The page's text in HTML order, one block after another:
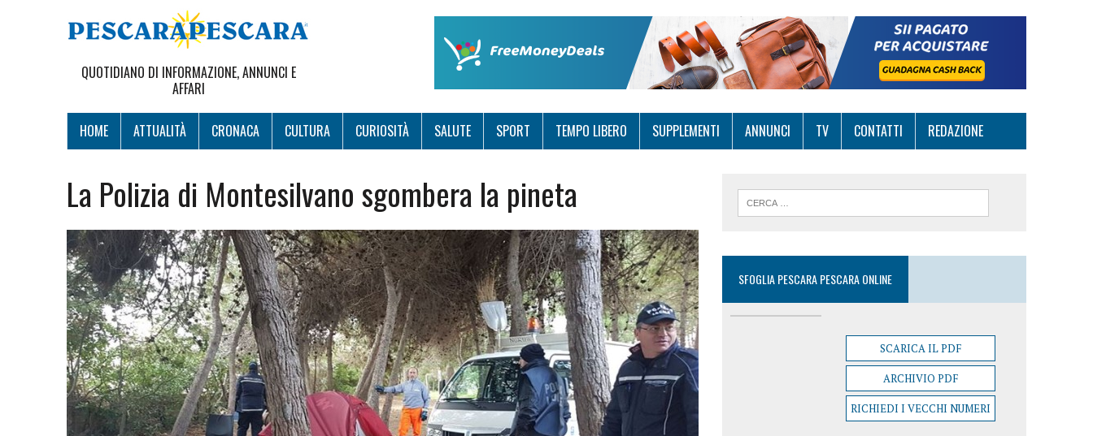
QUOTIDIANO DI INFORMAZIONE, ANNUNCI E
AFFARI
HOME ATTUALITÀ CRONACA CULTURA CURIOSITÀ SALUTE SPORT TEMPO LIBERO SUPPLEMENTI ANNUNCI TV CONTATTI REDAZIONE
La Polizia di Montesilvano sgombera la pineta
SFOGLIA PESCARA PESCARA ONLINE
SCARICA IL PDF
ARCHIVIO PDF
RICHIEDI I VECCHI NUMERI